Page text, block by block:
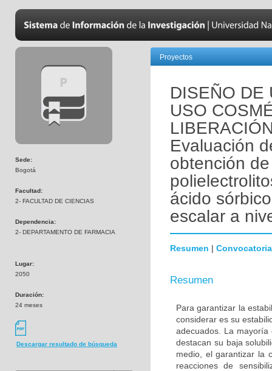
Sede:
Bogotá
Facultad:
2- FACULTAD DE CIENCIAS
Dependencia:
2- DEPARTAMENTO DE FARMACIA
Lugar:
2050
Duración:
24 meses
Descargar resultado de búsqueda
Proyectos
DISEÑO DE
USO
Evaluación
obtención
ácido
escalar a
Resumen | Convocatoria
Resumen
Para garantizar la
considerar es su
adecuados. La mayoría
destacan su baja
medio, el garantizar la
reacciones de